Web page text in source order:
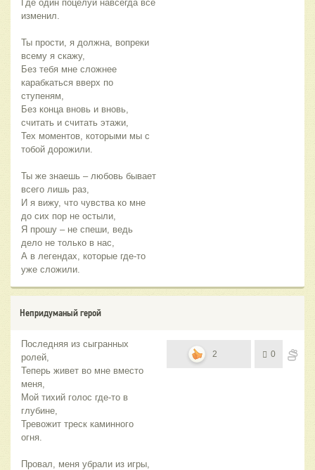
Где один поцелуй навсегда все
изменил.
Ты прости, я должна, вопреки
всему я скажу,
Без тебя мне сложнее
карабкаться вверх по
ступеням,
Без конца вновь и вновь,
считать и считать этажи,
Тех моментов, которыми мы с
тобой дорожили.
Ты же знаешь – любовь бывает
всего лишь раз,
И я вижу, что чувства ко мне
до сих пор не остыли,
Я прошу – не спеши, ведь
дело не только в нас,
А в легендах, которые где-то
уже сложили.
Непридуманый герой
Последняя из сыгранных
ролей,
Теперь живет во мне вместо
меня,
Мой тихий голос где-то в
глубине,
Тревожит треск каминного
огня.
Провал, меня убрали из игры,
2 0